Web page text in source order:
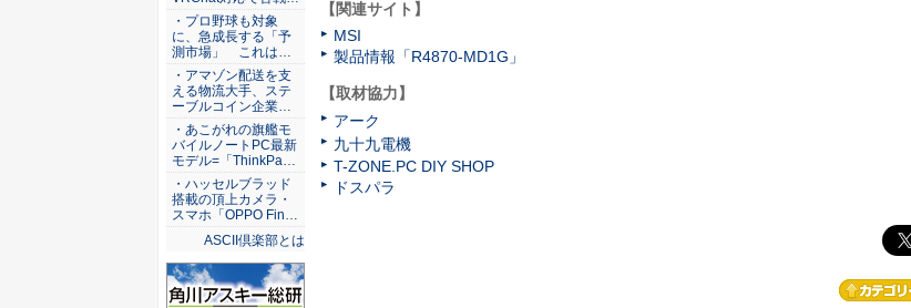
【関連サイト】
MSI
製品情報「R4870-MD1G」
【取材協力】
アーク
九十九電機
T-ZONE.PC DIY SHOP
ドスパラ
・プロ野球も対象
に、急成長する「予
測市場」 これは…
・アマゾン配送を支
える物流大手、ステ
ーブルコイン企業…
・あこがれの旗艦モ
バイルノートPC最新
モデル=「ThinkPa…
・ハッセルブラッド
搭載の頂上カメラ・
スマホ「OPPO Fin…
ASCII倶楽部とは